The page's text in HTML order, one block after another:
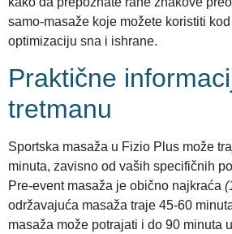
samo-masaže koje možete koristiti
optimizaciju sna i ishrane.
Praktične
tretmanu
Sportska masaža u Fizio Plus može
minuta, zavisno od vaših specifičnih
Pre-event masaža je obično najkraća
održavajuća masaža traje 45-60
masaža može potrajati i do 90 minuta